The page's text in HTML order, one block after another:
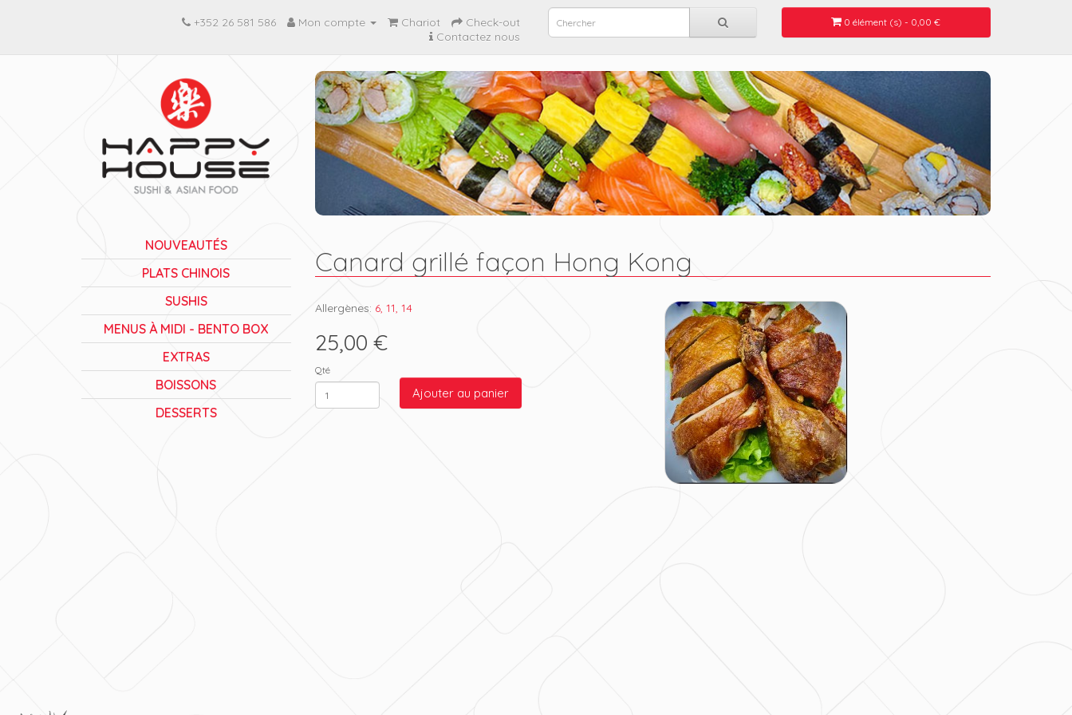
+352 26 581 586 Mon compte Chariot
Check-out
Contactez nous
0 élément (s) - 0,00 €
NOUVEAUTÉS
PLATS CHINOIS
SUSHIS
MENUS À MIDI - BENTO BOX
EXTRAS
BOISSONS
DESSERTS
Canard grillé façon Hong Kong
Allergènes: 6, 11, 14
25,00 €
Qté
Ajouter au panier